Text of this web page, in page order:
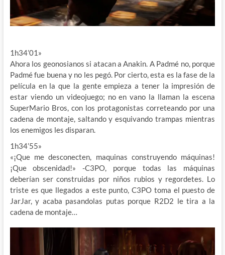
1h34’01»
Ahora los geonosianos si atacan a Anakin. A Padmé no, porque
Padmé fue buena y no les pegó. Por cierto, esta es la fase de la
película en la que la gente empieza a tener la impresión de
estar viendo un videojuego; no en vano la llaman la escena
SuperMario Bros, con los protagonistas correteando por una
cadena de montaje, saltando y esquivando trampas mientras
los enemigos les disparan.
1h34’55»
«¡Que me desconecten, maquinas construyendo máquinas!
¡Que obscenidad!» -C3PO, porque todas las máquinas
deberían ser construidas por niños rubios y regordetes. Lo
triste es que llegados a este punto, C3PO toma el puesto de
JarJar, y acaba pasandolas putas porque R2D2 le tira a la
cadena de montaje…